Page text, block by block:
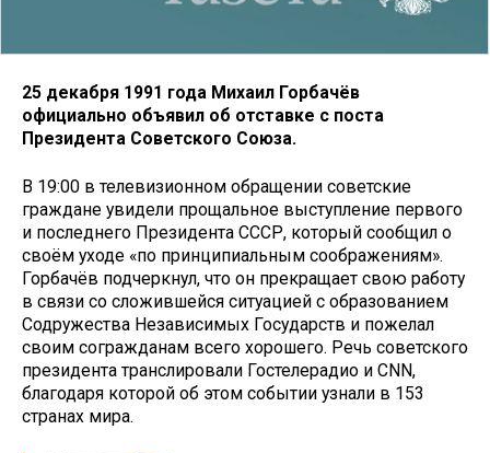
25 декабря 1991 года Михаил Горбачёв
официально объявил об отставке с поста
Президента Советского Союза.
В 19:00 в телевизионном обращении советские
граждане увидели прощальное выступление первого
и последнего Президента СССР, который сообщил о
своём уходе «по принципиальным соображениям».
Горбачёв подчеркнул, что он прекращает свою работу
в связи со сложившейся ситуацией с образованием
Содружества Независимых Государств и пожелал
своим согражданам всего хорошего. Речь советского
президента транслировали Гостелерадио и CNN,
благодаря которой об этом событии узнали в 153
странах мира.